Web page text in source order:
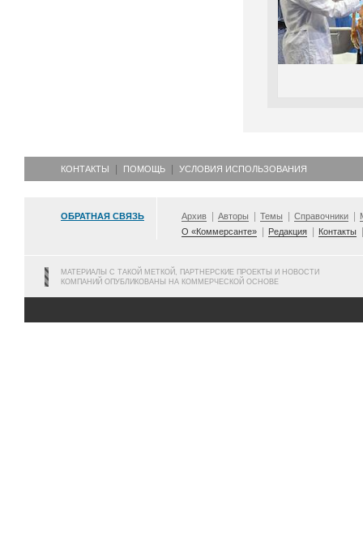
КОНТАКТЫ ПОМОЩЬ УСЛОВИЯ ИСПОЛЬЗОВАНИЯ
ОБРАТНАЯ СВЯЗЬ Архив Авторы Темы Справочники
О «Коммерсанте»
Редакция Контакты
МАТЕРИАЛЫ С ТАКОЙ МЕТКОЙ, ПАРТНЕРСКИЕ ПРОЕКТЫ И НОВОСТИ
КОМПАНИЙ ОПУБЛИКОВАНЫ НА КОММЕРЧЕСКОЙ ОСНОВЕ